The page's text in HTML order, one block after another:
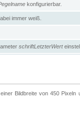
konfigurierbar.
immer weiß.
schriftLetzterWert
Bildbreite von 450